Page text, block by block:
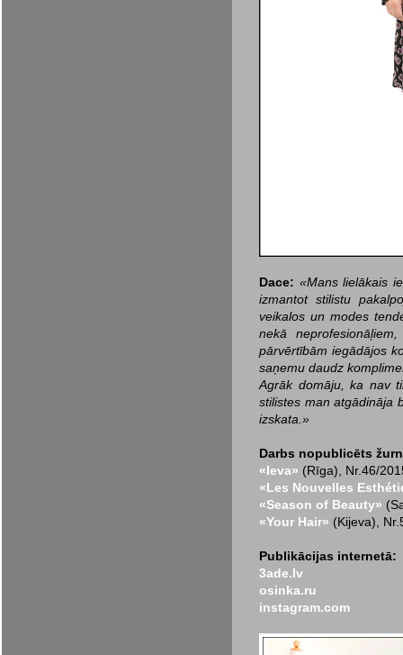
Dace: «Mans lielākais
izmantot stilistu
veikalos un modes
nekā
pārvērtībām iegādājos
saņemu daudz
Agrāk domāju, ka nav
stilistes man atgādināja
izskata.»
Darbs nopublicēts
«Ieva» (Rīga), Nr.46/
«Les Nouvelles
«Season of Beauty»
«Your Hair» (Kijeva),
Publikācijas internetā:
3ade.lv
osinka.ru
instagram.com